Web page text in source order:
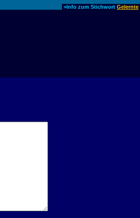
>Info zum Stichwort Gelernte